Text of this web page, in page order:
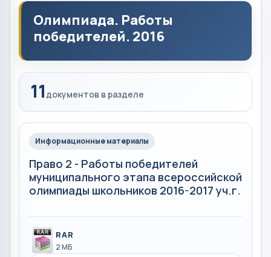
Олимпиада. Работы
победителей. 2016
11 документов в разделе
Информационные материалы
Право 2 - Работы победителей
муниципального этапа всероссийской
олимпиады школьников 2016-2017 уч.г.
RAR
2 МБ